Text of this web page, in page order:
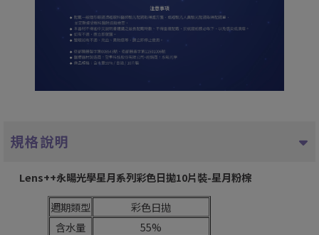
規格說明
Lens++永暘光學星月系列彩色日拋10片裝-星月粉棕
週期類型
彩色日拋
含水量
55%